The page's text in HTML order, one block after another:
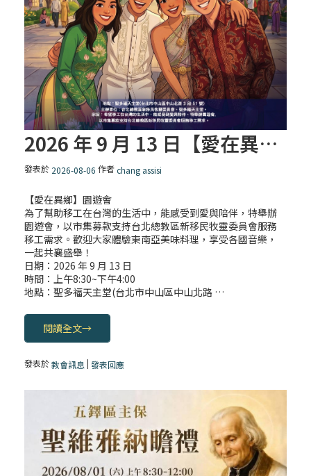
2025/10/10【萬物讚頌頌歌 – 太陽與生態音
樂會】紀念聖方濟與已逝教宗方濟各（上）
(9完結)黃敏正主教帶你做【將臨期避靜】—
匝凱的「新生命」：利他與內化
(8)黃敏正主教帶你做【將臨期避靜】—耶穌
降生成人與人同在＝「厄瑪努爾」
降生人間，需要人的「接納」
(6)黃敏正主教帶你做【將臨期避靜】—「馬
槽」═「謙卑」
(5)黃敏正主教帶你做【將臨期避靜】—「福
傳」：講耶穌的故事
「想看」耶穌，耶穌「走近」匝凱
(3)黃敏正主教帶你做【將臨期避靜】—「轉
念」，吃苦如吃補
(2)黃敏正主教帶你做【將臨期避靜】—
2026 年 9 月 13 日【愛在異鄉】園遊會
發表於 2026-08-06 作者chang assisi
【愛在異鄉】園遊會
為了幫助移工在台灣的生活中，能感受到愛與陪伴，特舉辦
園遊會，以市集募款支持台北總教區新移民牧靈委員會服務
移工需求。歡迎大家體驗東南亞美味料理，享受各國音樂，
一起共襄盛舉！
日期：2026 年 9 月 13 日
時間：上午8:30~下午4:00
地點：聖多福天主堂(台北市中山區中山北路 …
閱讀全文→
發表於教會訊息 |發表回應